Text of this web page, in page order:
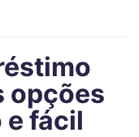
opções
e fácil